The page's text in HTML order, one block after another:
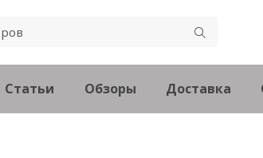
Статьи Обзоры Доставка